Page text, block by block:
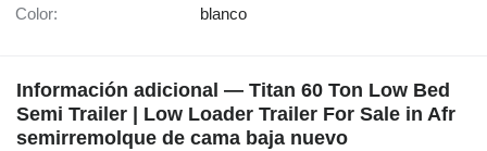
Color: blanco
Información adicional — Titan 60 Ton Low Bed
Semi Trailer | Low Loader Trailer For Sale in Afr
semirremolque de cama baja nuevo